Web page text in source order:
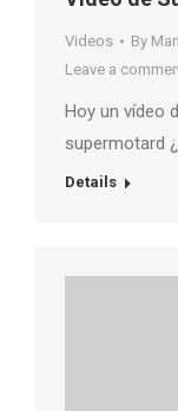
Videos By
Leave a
Hoy un vídeo
supermotard
Details